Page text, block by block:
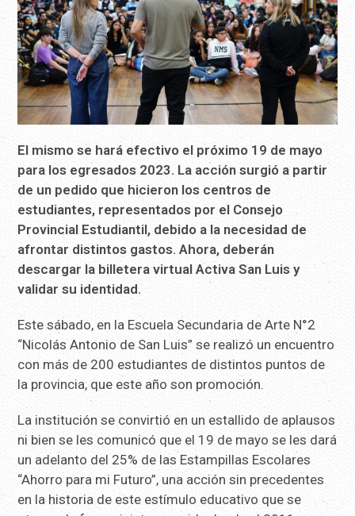
El mismo se hará efectivo el próximo 19 de mayo
para los egresados 2023. La acción surgió a partir
de un pedido que hicieron los centros de
estudiantes, representados por el Consejo
Provincial Estudiantil, debido a la necesidad de
afrontar distintos gastos. Ahora, deberán
descargar la billetera virtual Activa San Luis y
validar su identidad.
Este sábado, en la Escuela Secundaria de Arte N°2
“Nicolás Antonio de San Luis” se realizó un encuentro
con más de 200 estudiantes de distintos puntos de
la provincia, que este año son promoción.
La institución se convirtió en un estallido de aplausos
ni bien se les comunicó que el 19 de mayo se les dará
un adelanto del 25% de las Estampillas Escolares
“Ahorro para mi Futuro”, una acción sin precedentes
en la historia de este estímulo educativo que se